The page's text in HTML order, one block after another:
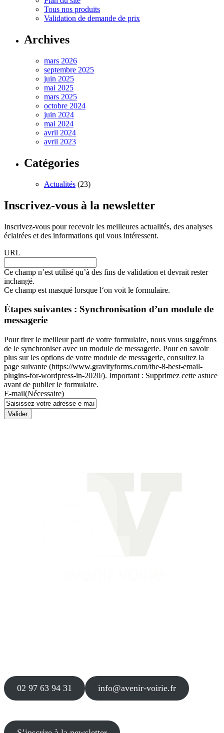
Tous nos produits
Validation de demande de prix
Archives
mars 2026
septembre 2025
juin 2025
mai 2025
mars 2025
octobre 2024
juin 2024
mai 2024
avril 2024
avril 2023
Catégories
Actualités (23)
Inscrivez-vous à la newsletter
Inscrivez-vous pour recevoir les meilleures actualités, des analyses
éclairées et des informations qui vous intéressent.
URL
Ce champ n’est utilisé qu’à des fins de validation et devrait rester
inchangé.
Ce champ est masqué lorsque l‘on voit le formulaire.
Étapes suivantes : Synchronisation d’un module de
messagerie
Pour tirer le meilleur parti de votre formulaire, nous vous suggérons
de le synchroniser avec un module de messagerie. Pour en savoir
plus sur les options de votre module de messagerie, consultez la
page suivante (https://www.gravityforms.com/the-8-best-email-
plugins-for-wordpress-in-2020/). Important : Supprimez cette astuce
avant de publier le formulaire.
E-mail(Nécessaire)
Valider
02 97 63 94 31 info@avenir-voirie.fr